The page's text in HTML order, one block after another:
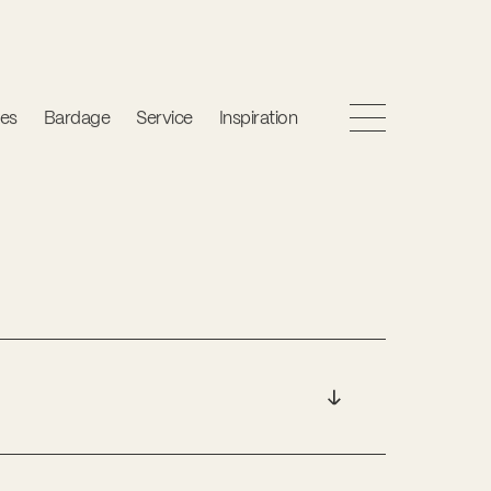
Bardage Service Inspiration